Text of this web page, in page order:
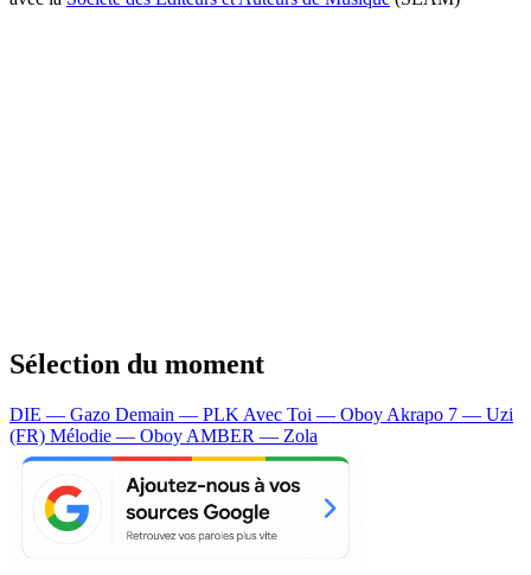
Sélection du moment
DIE — Gazo Demain — PLK Avec Toi — Oboy Akrapo 7 — Uzi
(FR) Mélodie — Oboy AMBER — Zola